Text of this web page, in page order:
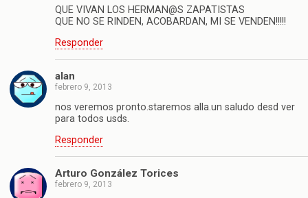
QUE VIVAN LOS HERMAN@S ZAPATISTAS
QUE NO SE RINDEN, ACOBARDAN, MI SE VENDEN!!!!!
Responder
alan
febrero 9, 2013
nos veremos pronto.staremos alla.un saludo desd ver
para todos usds.
Responder
Arturo González Torices
febrero 9, 2013